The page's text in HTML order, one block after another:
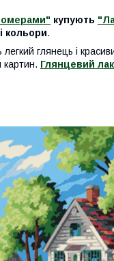
купують
кольори.
глянець і
картин. Глянцевий лак